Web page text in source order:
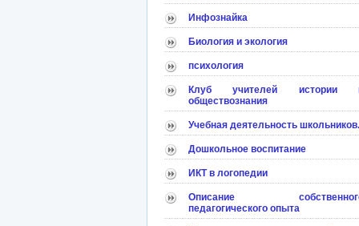
Инфознайка
Биология и экология
психология
Клуб учителей истории
обществознания
Учебная деятельность школьников.
Дошкольное воспитание
ИКТ в логопедии
Описание
педагогического опыта